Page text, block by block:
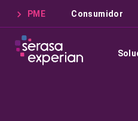
PME Consumidor